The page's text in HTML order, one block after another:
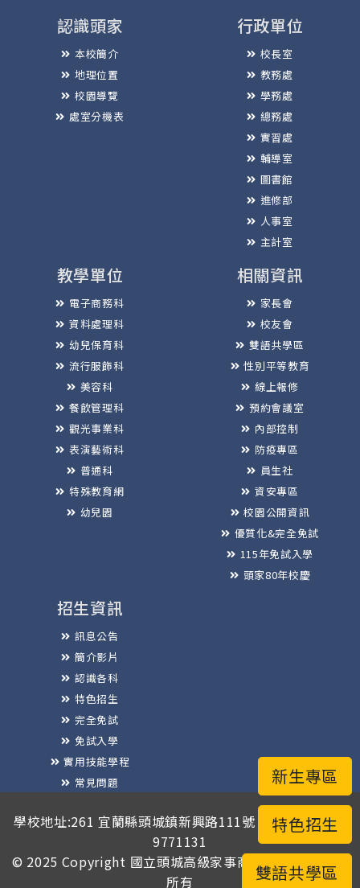
雙語共學區
特色招生
新生專區
認識頭家
本校簡介
地理位置
校園導覽
處室分機表
行政單位
校長室
教務處
學務處
總務處
實習處
輔導室
圖書館
進修部
人事室
主計室
教學單位
電子商務科
資料處理科
幼兒保育科
流行服飾科
美容科
餐飲管理科
觀光事業科
表演藝術科
普通科
特殊教育網
幼兒園
相關資訊
家長會
校友會
雙語共學區
性別平等教育
線上報修
預約會議室
內部控制
防疫專區
員生社
資安專區
校園公開資訊
優質化&完全免試
115年免試入學
頭家80年校慶
招生資訊
訊息公告
簡介影片
認識各科
特色招生
完全免試
免試入學
實用技能學程
常見問題
學校地址:261 宜蘭縣頭城鎮新興路111號 / 電話總機:03-
9771131
© 2025 Copyright 國立頭城高級家事商業職業學校版權
所有